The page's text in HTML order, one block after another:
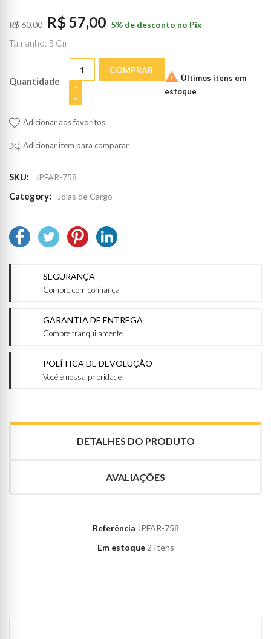
R$ 60,00 R$ 57,00 5% de desconto no Pix
Tamanho: 5 Cm
Quantidade
COMPRAR  Últimos itens em
estoque
Adicionar aos favoritos
Adicionar item para comparar
SKU: JPFAR-758
Category: Joias de Cargo
SEGURANÇA
Compre com confiança
GARANTIA DE ENTREGA
Compre tranquilamente
POLÍTICA DE DEVOLUÇÃO
Você é nossa prioridade
DETALHES DO PRODUTO
AVALIAÇÕES
Referência JPFAR-758
Em estoque 2 Itens